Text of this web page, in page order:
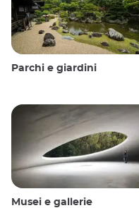
Parchi e giardini
Musei e gallerie